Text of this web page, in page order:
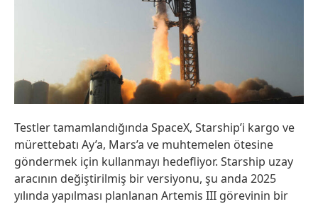
Testler tamamlandığında SpaceX, Starship’i kargo ve
mürettebatı Ay’a, Mars’a ve muhtemelen ötesine
göndermek için kullanmayı hedefliyor. Starship uzay
aracının değiştirilmiş bir versiyonu, şu anda 2025
yılında yapılması planlanan Artemis III görevinin bir